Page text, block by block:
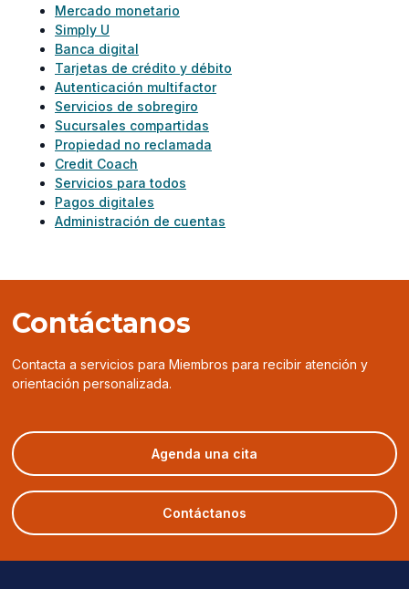
Mercado monetario
Simply U
Banca digital
Tarjetas de crédito y débito
Autenticación multifactor
Servicios de sobregiro
Sucursales compartidas
Propiedad no reclamada
Credit Coach
Servicios para todos
Pagos digitales
Administración de cuentas
Contáctanos
Contacta a servicios para Miembros para recibir atención y
orientación personalizada.
Agenda una cita
in
a
Contáctanos